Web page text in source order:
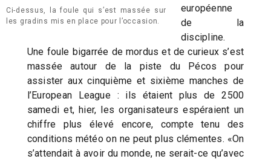
Ci-dessus, la foule qui s’est massée sur
les gradins mis en place pour l’occasion.
européenne
de la
discipline.
Une foule bigarrée de mordus et de curieux s’est
massée autour de la piste du Pécos pour
assister aux cinquième et sixième manches de
l’European League : ils étaient plus de 2500
samedi et, hier, les organisateurs espéraient un
chiffre plus élevé encore, compte tenu des
conditions météo on ne peut plus clémentes. «On
s’attendait à avoir du monde, ne serait-ce qu’avec